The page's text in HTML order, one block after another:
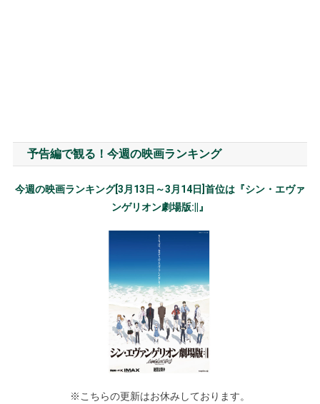
予告編で観る！今週の映画ランキング
今週の映画ランキング[3月13日～3月14日]首位は『シン・エヴァ
ンゲリオン劇場版:||』
※こちらの更新はお休みしております。